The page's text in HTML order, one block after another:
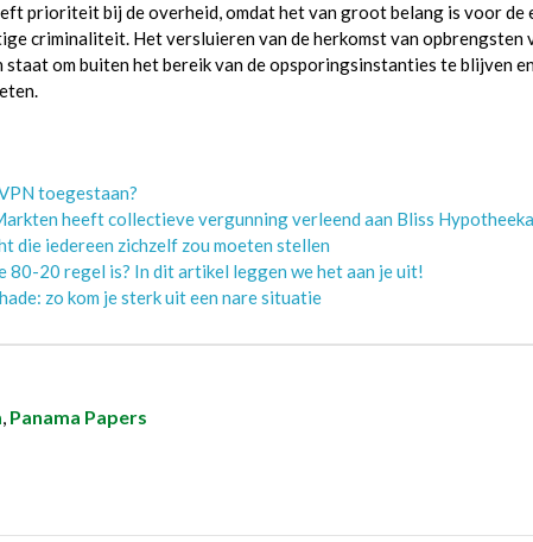
prioriteit bij de overheid, omdat het van groot belang is voor
criminaliteit. Het versluieren van de herkomst van opbrengsten
staat om buiten het bereik van de opsporingsinstanties te blijven
toegestaan?
heeft collectieve vergunning verleend aan Bliss
die iedereen zichzelf zou moeten stellen
80-20 regel is? In dit artikel leggen we het aan je uit!
zo kom je sterk uit een nare situatie
, Panama Papers